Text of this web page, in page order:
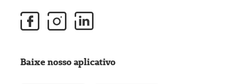
Baixe nosso aplicativo